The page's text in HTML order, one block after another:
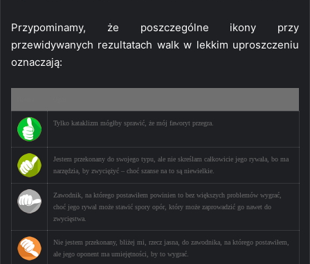
Przypominamy, że poszczególne ikony przy
przewidywanych rezultatach walk w lekkim uproszczeniu
oznaczają:
Tylko kataklizm mógłby sprawić, że mój faworyt przegra.
Jestem przekonany do swojego typu, ale nie skreślam całkowicie jego rywala, bo ma
narzędzia, by zwyciężyć – choć szanse na to są niewielkie.
Zawodnik, na którego postawiłem powinien to bez większych problemów wygrać,
choć jego rywal może stawić spory opór, który może zaprowadzić go nawet do
zwycięstwa.
Nie jestem przekonany, bliżej mi, rzecz jasna, do zawodnika, na którego postawiłem,
ale jego oponent ma umiejętności, by to wygrać.